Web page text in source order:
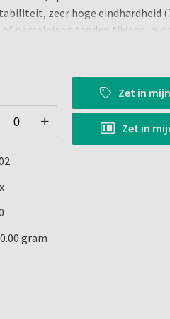
zeer hoge eindhardheid
porseleinen tanden tijdens
in een enkele procedure
Geen retentie kristallen
Zet in
Zet in
gram